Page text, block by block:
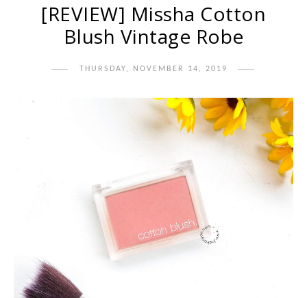
[REVIEW] Missha Cotton
Blush Vintage Robe
THURSDAY, NOVEMBER 14, 2019